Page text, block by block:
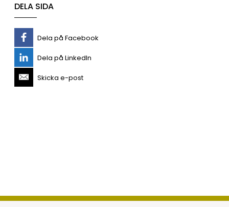
DELA SIDA
Dela på Facebook
Dela på LinkedIn
Skicka e-post